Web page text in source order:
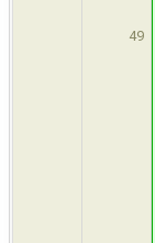
49